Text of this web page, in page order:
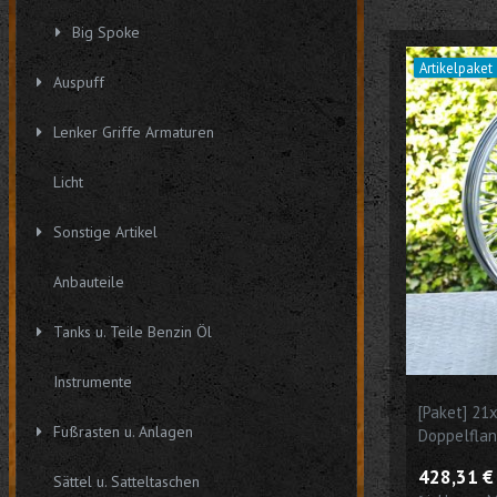
Big Spoke
Auspuff
Lenker Griffe Armaturen
Licht
Sonstige Artikel
Anbauteile
Tanks u. Teile Benzin Öl
Instrumente
Fußrasten u. Anlagen
Sättel u. Satteltaschen
Artikelpaket
[Paket]
passend
428,31 €